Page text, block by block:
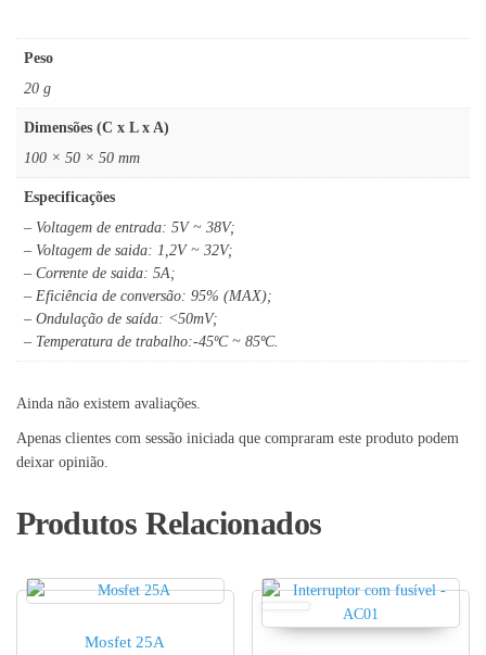
Peso
20 g
Dimensões (C x L x A)
100 × 50 × 50 mm
Especificações
– Voltagem de entrada: 5V ~ 38V;
– Voltagem de saida: 1,2V ~ 32V;
– Corrente de saida: 5A;
– Eficiência de conversão: 95% (MAX);
– Ondulação de saída: <50mV;
– Temperatura de trabalho:-45ºC ~ 85ºC.
Ainda não existem avaliações.
Apenas clientes com sessão iniciada que compraram este produto podem
deixar opinião.
Produtos Relacionados
Mosfet 25A